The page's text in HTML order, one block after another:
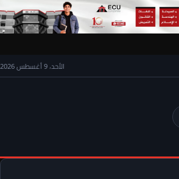
الأحد، 9 أغسطس 2026